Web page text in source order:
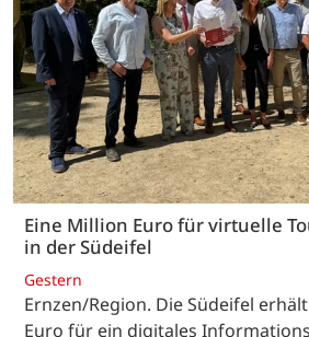
Eine Million Euro für virtuelle
in der Südeifel
Gestern
Ernzen/Region. Die Südeifel
Euro für ein digitales